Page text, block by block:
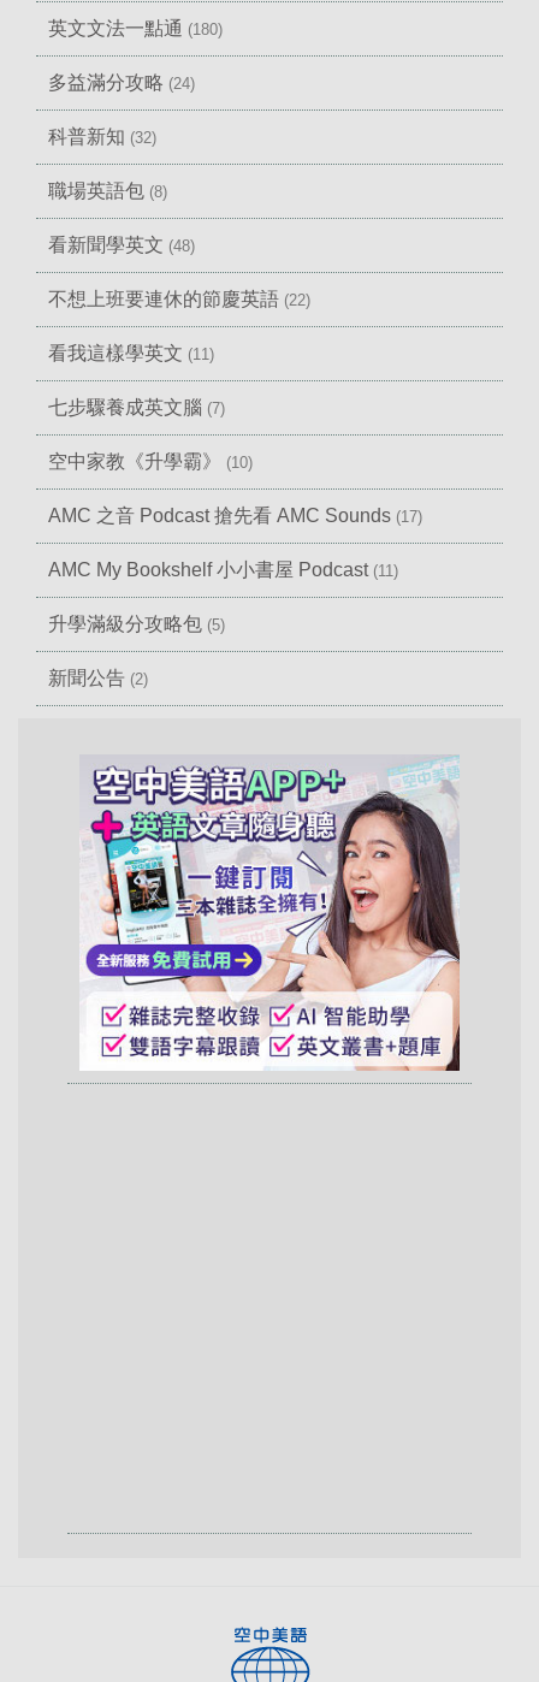
英文文法一點通 (180)
多益滿分攻略 (24)
科普新知 (32)
職場英語包 (8)
看新聞學英文 (48)
不想上班要連休的節慶英語 (22)
看我這樣學英文 (11)
七步驟養成英文腦 (7)
空中家教《升學霸》 (10)
AMC 之音 Podcast 搶先看 AMC Sounds (17)
AMC My Bookshelf 小小書屋 Podcast (11)
升學滿級分攻略包 (5)
新聞公告 (2)